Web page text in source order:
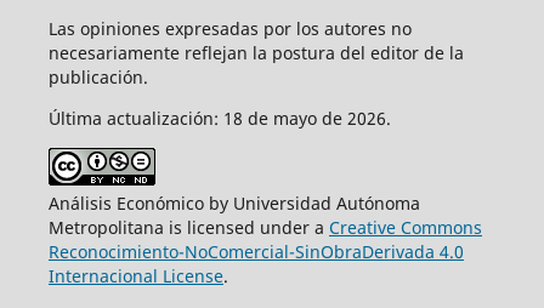
Las opiniones expresadas por los autores no
necesariamente reflejan la postura del editor de la
publicación.
Última actualización: 18 de mayo de 2026.
Análisis Económico by Universidad Autónoma
Metropolitana is licensed under a Creative Commons
Reconocimiento-NoComercial-SinObraDerivada 4.0
Internacional License.